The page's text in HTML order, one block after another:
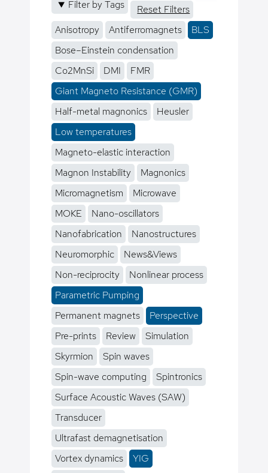
Filter by Tags
Reset Filters
Anisotropy
Antiferromagnets
BLS
Bose–Einstein condensation
Co2MnSi
DMI
FMR
Giant Magneto Resistance (GMR)
Half-metal magnonics
Heusler
Low temperatures
Magneto-elastic interaction
Magnon Instability
Magnonics
Micromagnetism
Microwave
MOKE
Nano-oscillators
Nanofabrication
Nanostructures
Neuromorphic
News&Views
Non-reciprocity
Nonlinear process
Parametric Pumping
Permanent magnets
Perspective
Pre-prints
Review
Simulation
Skyrmion
Spin waves
Spin-wave computing
Spintronics
Surface Acoustic Waves (SAW)
Transducer
Ultrafast demagnetisation
Vortex dynamics
YIG